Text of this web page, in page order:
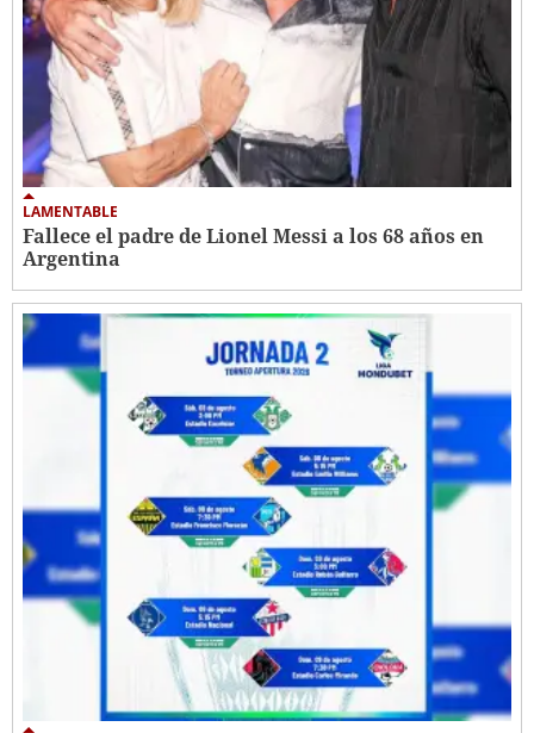
LAMENTABLE
Fallece el padre de Lionel Messi a los 68 años en
Argentina